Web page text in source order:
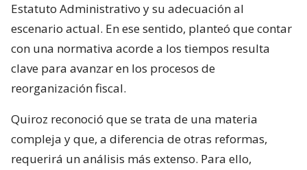
Estatuto Administrativo y su adecuación al
escenario actual. En ese sentido, planteó que contar
con una normativa acorde a los tiempos resulta
clave para avanzar en los procesos de
reorganización fiscal.
Quiroz reconoció que se trata de una materia
compleja y que, a diferencia de otras reformas,
requerirá un análisis más extenso. Para ello,